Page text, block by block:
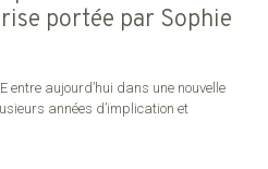
portée par Sophie
entre aujourd’hui dans une nouvelle
années d’implication et